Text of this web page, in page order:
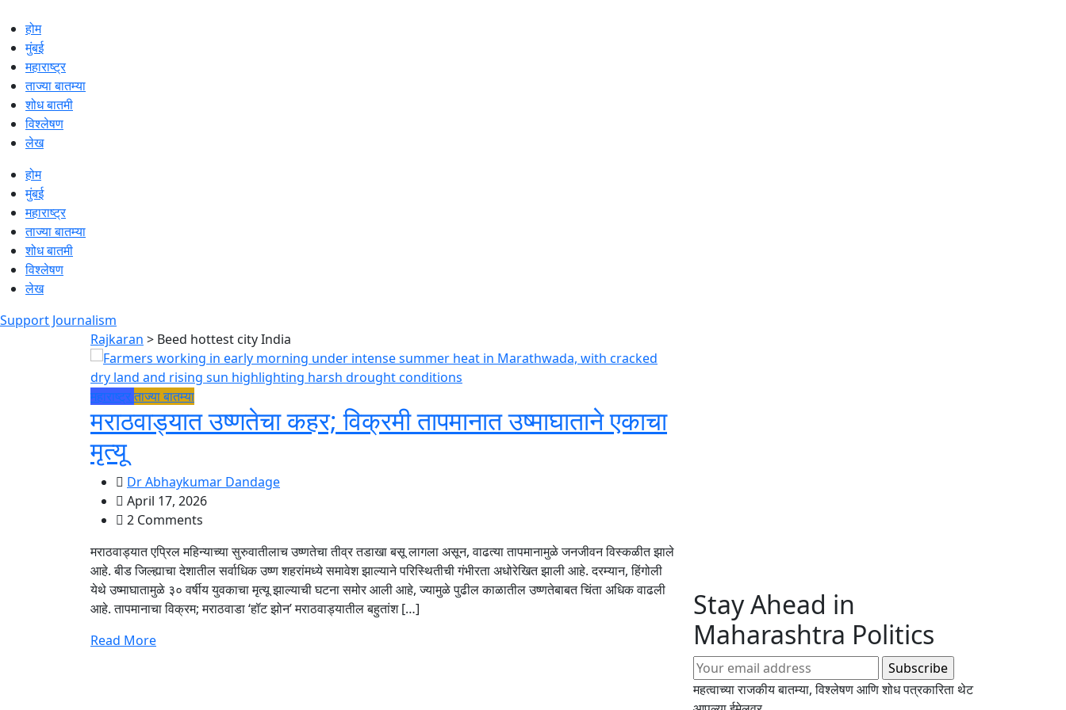
होम
मुंबई
महाराष्ट्र
ताज्या बातम्या
शोध बातमी
विश्लेषण
लेख
होम
मुंबई
महाराष्ट्र
ताज्या बातम्या
शोध बातमी
विश्लेषण
लेख
Support Journalism
Rajkaran > Beed hottest city India
महाराष्ट्रताज्या बातम्या
मराठवाड्यात उष्णतेचा कहर; विक्रमी तापमानात उष्माघाताने एकाचा
मृत्यू
Dr Abhaykumar Dandage
April 17, 2026
2 Comments
मराठवाड्यात एप्रिल महिन्याच्या सुरुवातीलाच उष्णतेचा तीव्र तडाखा बसू लागला असून, वाढत्या तापमानामुळे जनजीवन विस्कळीत झाले
आहे. बीड जिल्ह्याचा देशातील सर्वाधिक उष्ण शहरांमध्ये समावेश झाल्याने परिस्थितीची गंभीरता अधोरेखित झाली आहे. दरम्यान, हिंगोली
येथे उष्माघातामुळे ३० वर्षीय युवकाचा मृत्यू झाल्याची घटना समोर आली आहे, ज्यामुळे पुढील काळातील उष्णतेबाबत चिंता अधिक वाढली
आहे. तापमानाचा विक्रम; मराठवाडा ‘हॉट झोन’ मराठवाड्यातील बहुतांश […]
Read More
Stay Ahead in
Maharashtra Politics
महत्वाच्या राजकीय बातम्या, विश्लेषण आणि शोध पत्रकारिता थेट